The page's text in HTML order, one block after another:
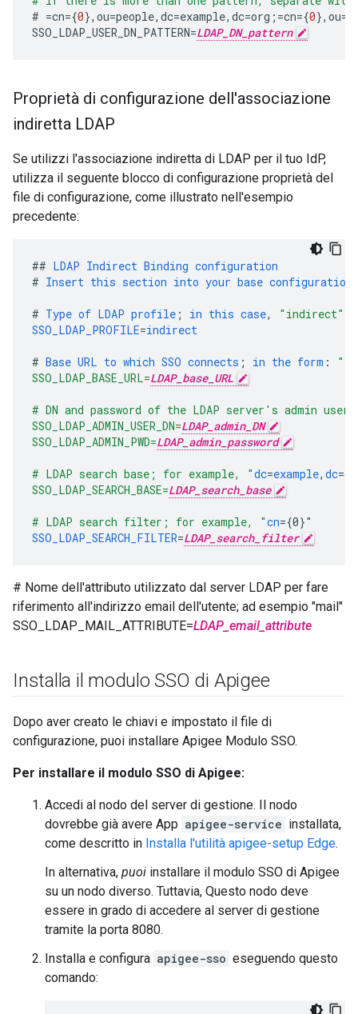
# =cn={0}, ou=people, dc=example, dc=org ;=cn={0}, ou=
SSO_LDAP_USER_DN_PATTERN=LDAP_DN_pattern
Proprietà di configurazione dell'associazione
indiretta LDAP
Se utilizzi l'associazione indiretta di LDAP per il tuo IdP,
utilizza il seguente blocco di configurazione proprietà del
file di configurazione, come illustrato nell'esempio
precedente:
## LDAP Indirect Binding configuration
# Insert this section into your base configuration
# Type of LDAP profile ; in this case,
"indirect"
SSO_LDAP_PROFILE=indirect
# Base URL to which SSO connects ; in the form :
SSO_LDAP_BASE_URL=LDAP_base_URL
# DN and password of the LDAP server's admin user
SSO_LDAP_ADMIN_USER_DN=LDAP_admin_DN
SSO_LDAP_ADMIN_PWD=LDAP_admin_password
# LDAP search base; for example, "dc=example, dc=
SSO_LDAP_SEARCH_BASE=LDAP_search_base
# LDAP search filter; for example, "cn={0}"
SSO_LDAP_SEARCH_FILTER=LDAP_search_filter
# Nome dell'attributo utilizzato dal server LDAP per fare
riferimento all'indirizzo email dell'utente; ad esempio "mail"
SSO_LDAP_MAIL_ATTRIBUTE=LDAP_email_attribute
Installa il modulo SSO di Apigee
Dopo aver creato le chiavi e impostato il file di
configurazione, puoi installare Apigee Modulo SSO.
Per installare il modulo SSO di Apigee:
Accedi al nodo del server di gestione. Il nodo
dovrebbe già avere App apigee-service installata,
come descritto in Installa l'utilità apigee-setup Edge.
In alternativa, puoi installare il modulo SSO di Apigee
su un nodo diverso. Tuttavia, Questo nodo deve
essere in grado di accedere al server di gestione
tramite la porta 8080.
Installa e configura apigee-sso eseguendo questo
comando: